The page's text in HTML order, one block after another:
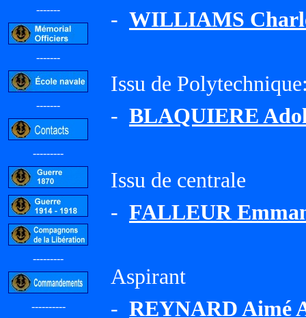
-------
-------
-------
---------
---------
----------
- WILLIAMS
Issu de
- BLAQUIERE
Issu de centrale
- FALLEUR
Aspirant
- REYNARD Aimé